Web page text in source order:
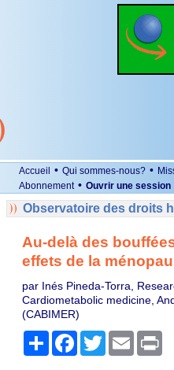
Accueil • Qui sommes-nous? •
Abonnement • Ouvrir une session
Observatoire des droits
Au-delà des
effets de la
par Inés Pineda-Torra,
Cardiometabolic medicine,
(CABIMER)
PartagerFacebook
TwitterEmail